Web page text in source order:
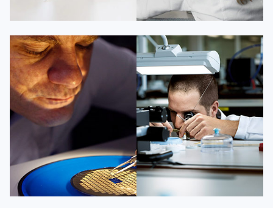
凯罗尔·切尔西
资深百达翡丽技师
是百达翡丽维修服务中心
(百达翡丽保养中心)
的高级技师之一
Beijing PatekPhilippe Maintain
center
 百达翡丽维修
达芙妮·克劳迪娅
资深百达翡丽技师
是百达翡丽维修服务中心
(百达翡丽保养中心)
的高级技师之一
Shanghai PatekPhilippe Maintain
center
 百达翡丽维修